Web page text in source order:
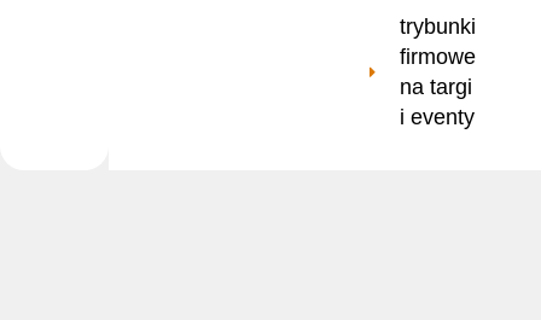
trybunki
firmowe
na targi
i eventy